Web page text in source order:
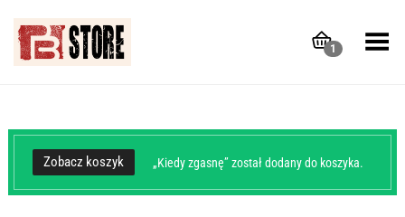
1
Toggle Menu
Zobacz koszyk „Kiedy zgasnę” został dodany do koszyka.